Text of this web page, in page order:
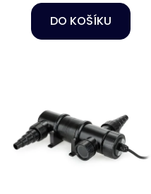
DO KOŠÍKU